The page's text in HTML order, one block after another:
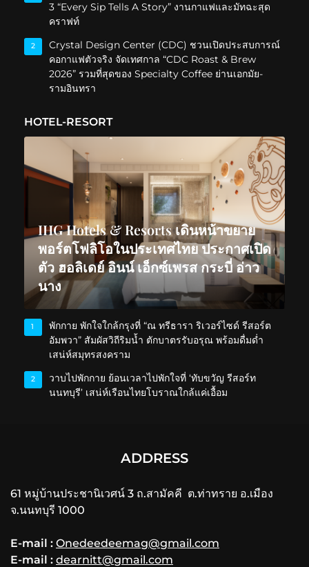
3 “Every Sip Tells A Story” งานกาแฟและมัทฉะสุด
คราฟท์
2
Crystal Design Center (CDC) ชวนเปิดประสบการณ์
คอกาแฟตัวจริง จัดเทศกาล “CDC Roast & Brew
2026” รวมที่สุดของ Specialty Coffee ย่านเอกมัย-
รามอินทรา
HOTEL-RESORT
IHG Hotels & Resorts เดินหน้าขยาย
พอร์ตโฟลิโอในประเทศไทย ประกาศเปิด
ตัว ฮอลิเดย์ อินน์ เอ็กซ์เพรส กระบี่ อ่าว
นาง
1
พักกาย พักใจใกล้กรุงที่ “ณ ทรีธารา ริเวอร์ไซด์ รีสอร์ต
อัมพวา” สัมผัสวิถีริมน้ำ ตักบาตรรับอรุณ พร้อมดื่มด่ำ
เสน่ห์สมุทรสงคราม
2
วาบไปพักกาย ย้อนเวลาไปพักใจที่ ‘ทับขวัญ รีสอร์ท
นนทบุรี’ เสน่ห์เรือนไทยโบราณใกล้แค่เอื้อม
ADDRESS
61 หมู่บ้านประชานิเวศน์ 3 ถ.สามัคคี ต.ท่าทราย อ.เมือง
จ.นนทบุรี 1000
E-mail : Onedeedeemag@gmail.com
E-mail : dearnitt@gmail.com